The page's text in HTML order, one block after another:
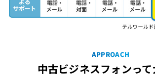
APPROACH
中古ビジネスフォンっ